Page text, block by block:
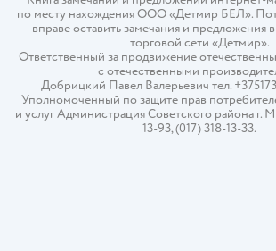
по месту нахождения ООО «Детмир БЕЛ».
вправе оставить замечания и предложения
торговой сети «Детмир».
Ответственный за продвижение
с отечественными
Добрицкий Павел Валерьевич тел.
Уполномоченный по защите прав
и услуг Администрация Советского района г.
13-93, (017) 318-13-33.